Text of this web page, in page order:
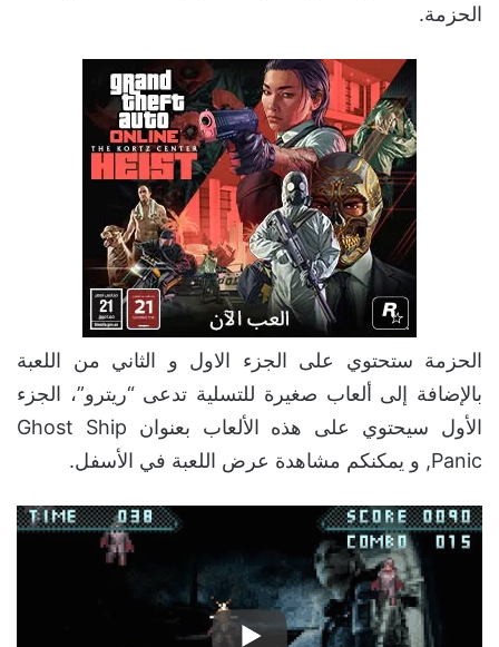
الحزمة.
الحزمة ستحتوي على الجزء الاول و الثاني من اللعبة
بالإضافة إلى ألعاب صغيرة للتسلية تدعى “ريترو”، الجزء
الأول سيحتوي على هذه الألعاب بعنوان Ghost Ship
Panic, و يمكنكم مشاهدة عرض اللعبة في الأسفل.